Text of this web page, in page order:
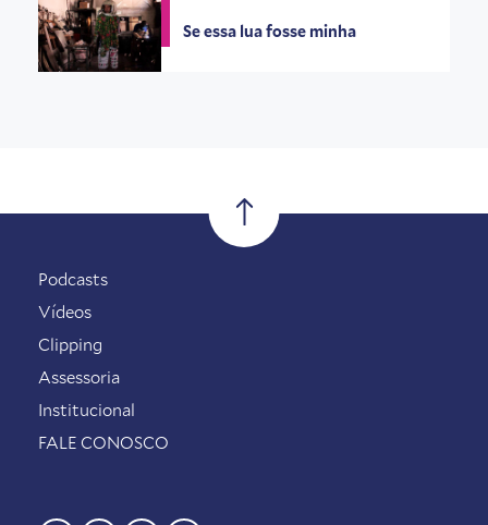
Se essa lua fosse minha
Podcasts
Vídeos
Clipping
Assessoria
Institucional
FALE CONOSCO